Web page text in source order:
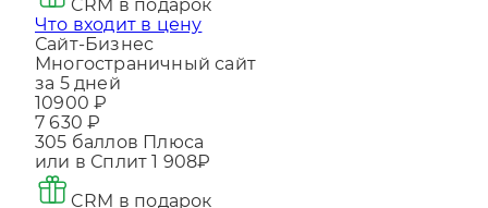
CRM в подарок
Что входит в цену
Сайт-Бизнес
Многостраничный сайт
за 5 дней
10900 ₽
7 630 ₽
305баллов Плюса
или в Сплит